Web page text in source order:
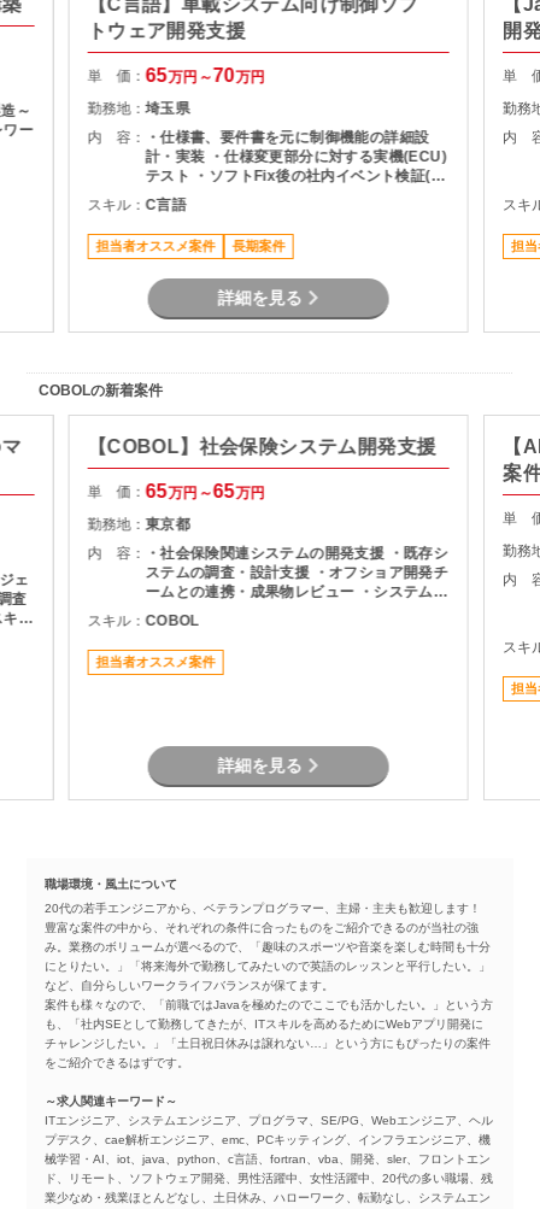
～
ワー
【C言語】車載システム向け制御ソフ
トウェア開発支援
単 価：65万円～70万円
勤務地：埼玉県
内 容：
・仕様書、要件書を元に制御機能の詳細設
計・実装 ・仕様変更部分に対する実機(ECU)
テスト ・ソフトFix後の社内イベント検証(ハ
ード/ソフト)
スキル：C言語
担当者オススメ案件 長期案件
詳細を見る
【
開
単
勤務
内
スキ
担当
COBOLの新着案件
ェ
ル
【COBOL】社会保険システム開発支援
単 価：65万円～65万円
勤務地：東京都
内 容：
・社会保険関連システムの開発支援 ・既存シ
ステムの調査・設計支援 ・オフショア開発チ
ームとの連携・成果物レビュー ・システム改
修に伴う要件確認および開発支援 ・各種テス
ト・検証対応 ・チーム内外とのコミュニケー
ションおよび調整業務
スキル：COBOL
担当者オススメ案件
詳細を見る
【
案
単
勤務
内
スキ
担当
職場環境・風土について
20代の若手エンジニアから、ベテランプログラマー、主婦・主夫も歓迎します！
豊富な案件の中から、それぞれの条件に合ったものをご紹介できるのが当社の強
み。業務のボリュームが選べるので、「趣味のスポーツや音楽を楽しむ時間も十分
にとりたい。」「将来海外で勤務してみたいので英語のレッスンと平行したい。」
など、自分らしいワークライフバランスが保てます。
案件も様々なので、「前職ではJavaを極めたのでここでも活かしたい。」という方
も、「社内SEとして勤務してきたが、ITスキルを高めるためにWebアプリ開発に
チャレンジしたい。」「土日祝日休みは譲れない…」という方にもぴったりの案件
をご紹介できるはずです。
～求人関連キーワード～
ITエンジニア、システムエンジニア、プログラマ、SE/PG、Webエンジニア、ヘル
プデスク、cae解析エンジニア、emc、PCキッティング、インフラエンジニア、機
械学習・AI、iot、java、python、c言語、fortran、vba、開発、sler、フロントエン
ド、リモート、ソフトウェア開発、男性活躍中、女性活躍中、20代の多い職場、残
業少なめ・残業ほとんどなし、土日休み、ハローワーク、転勤なし、システムエン